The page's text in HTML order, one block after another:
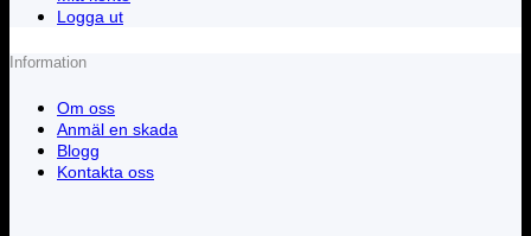
Logga ut
Information
Om oss
Anmäl en skada
Blogg
Kontakta oss